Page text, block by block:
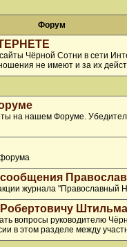
Форум
Чёрной Сотни в сети
не имеют и за их
на нашем Форуме.
журнала "Православный
вопросы руководителю
в этом разделе между